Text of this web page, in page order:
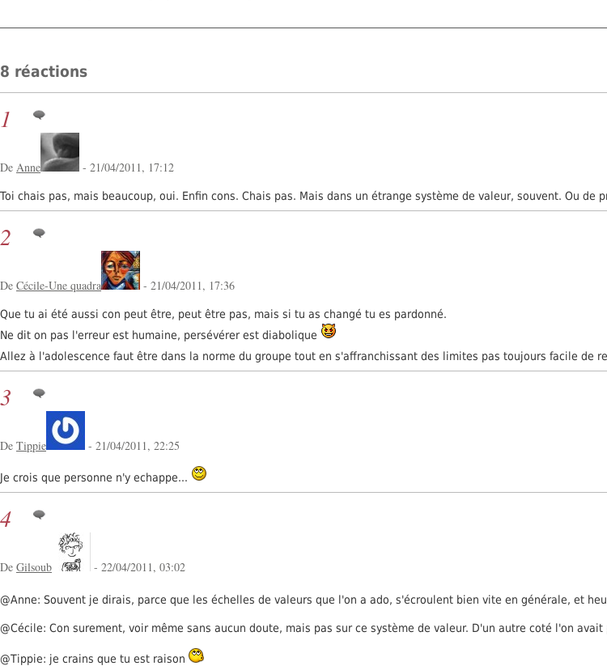
8 réactions
1
De Anne - 21/04/2011, 17:12
Toi chais pas, mais beaucoup, oui. Enfin cons. Chais pas. Mais dans un étrange système de valeur, souvent. Ou de
2
De Cécile-Une quadra - 21/04/2011, 17:36
Que tu ai été aussi con peut être, peut être pas, mais si tu as changé tu es pardonné.
Ne dit on pas l'erreur est humaine, persévérer est diabolique
Allez à l'adolescence faut être dans la norme du groupe tout en s'affranchissant des limites pas toujours facile de
3
De Tippie - 21/04/2011, 22:25
Je crois que personne n'y echappe...
4
De Gilsoub - 22/04/2011, 03:02
@Anne: Souvent je dirais, parce que les échelles de valeurs que l'on a ado, s'écroulent bien vite en générale, et
@Cécile: Con surement, voir même sans aucun doute, mais pas sur ce système de valeur. D'un autre coté l'on
@Tippie: je crains que tu est raison